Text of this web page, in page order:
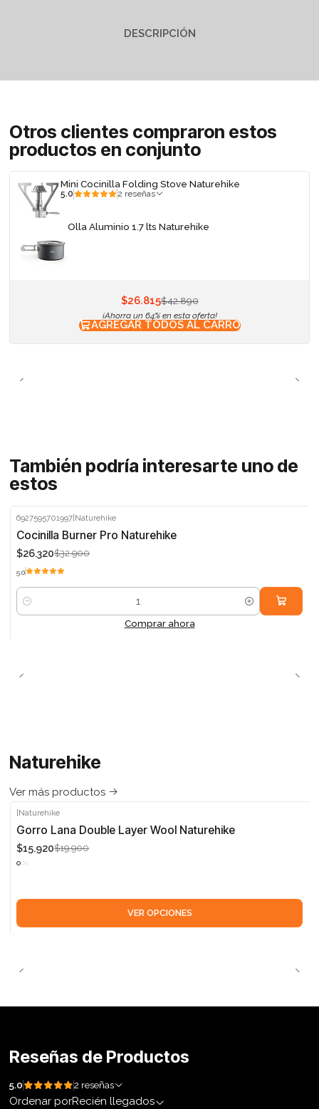
DESCRIPCIÓN
Otros clientes compraron estos
productos en conjunto
Mini Cocinilla Folding Stove Naturehike
5.0 2 reseñas
Olla Aluminio 1.7 lts Naturehike
$26.815$42.890
¡Ahorra un 64% en esta oferta!
AGREGAR TODOS AL CARRO
También podría interesarte uno de
estos
-20%
6927595701997 Naturehike
Cocinilla Burner Pro Naturehike
$26.320$32.900
5.0
Cantidad
Comprar ahora
Naturehike
Ver más productos
-20%
Naturehike
Gorro Lana Double Layer Wool Naturehike
$15.920$19.900
VER OPCIONES
Reseñas de Productos
5.0 2 reseñas
Ordenar porRecién llegados